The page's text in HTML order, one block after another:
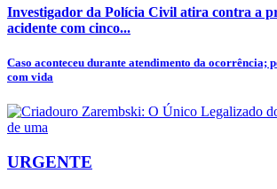
Investigador da Polícia Civil atira contra a
acidente com cinco...
Caso aconteceu durante atendimento da ocorrência;
com vida
URGENTE